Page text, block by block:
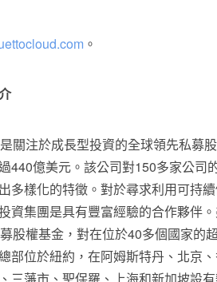
。
關注於成長型投資的全球領先私募
440億美元。該公司對150多家公司
多樣化的特徵。對於尋求利用可持
資集團是具有豐富經驗的合作夥伴
股權基金，對在位於40多個國家的
部位於紐約，在阿姆斯特丹、北京